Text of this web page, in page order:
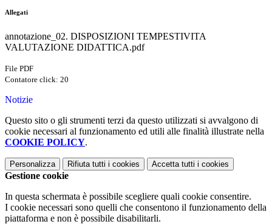
Allegati
annotazione_02. DISPOSIZIONI TEMPESTIVITA
VALUTAZIONE DIDATTICA.pdf
File PDF
Contatore click: 20
Notizie
Questo sito o gli strumenti terzi da questo utilizzati si avvalgono di
cookie necessari al funzionamento ed utili alle finalità illustrate nella
COOKIE POLICY.
Personalizza Rifiuta tutti i cookies Accetta tutti i cookies
Gestione cookie
In questa schermata è possibile scegliere quali cookie consentire.
I cookie necessari sono quelli che consentono il funzionamento della
piattaforma e non è possibile disabilitarli.